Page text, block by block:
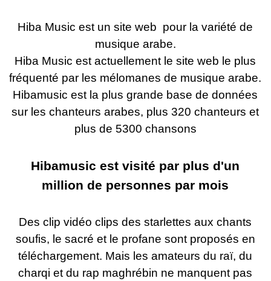
Hiba Music est un site web pour la variété de
musique arabe.
Hiba Music est actuellement le site web le plus
fréquenté par les mélomanes de musique arabe.
Hibamusic est la plus grande base de données
sur les chanteurs arabes, plus 320 chanteurs et
plus de 5300 chansons
Hibamusic est visité par plus d'un
million de personnes par mois
Des clip vidéo clips des starlettes aux chants
soufis, le sacré et le profane sont proposés en
téléchargement. Mais les amateurs du raï, du
charqi et du rap maghrébin ne manquent pas